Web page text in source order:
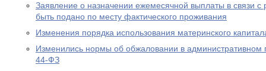
Заявление о назначении ежемесячной выплаты в связи
быть подано по месту фактического проживания
Изменения порядка использования материнского
Изменились нормы об обжаловании в
44-ФЗ